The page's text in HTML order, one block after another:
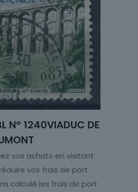
N° 1240VIADUC DE
vos achats en visitant
vos frais de port.
calculé les frais de port